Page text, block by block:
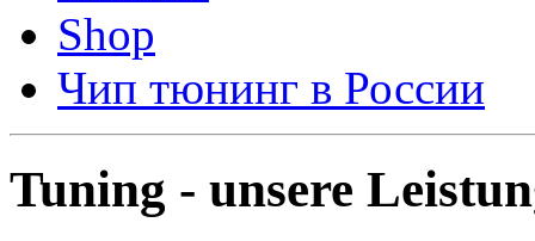
Shop
Чип тюнинг в России
Tuning - unsere